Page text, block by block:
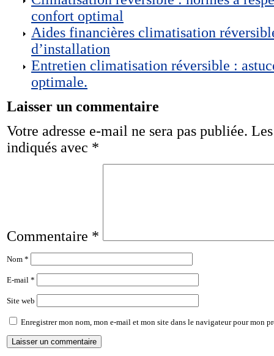
confort optimal
Aides financières climatisation
d’installation
Entretien climatisation réversible :
optimale.
Laisser un commentaire
Votre adresse e-mail ne sera pas publiée.
indiqués avec *
Commentaire *
Nom *
E-mail *
Site web
Enregistrer mon nom, mon e-mail et mon site dans le navigateur pour mon